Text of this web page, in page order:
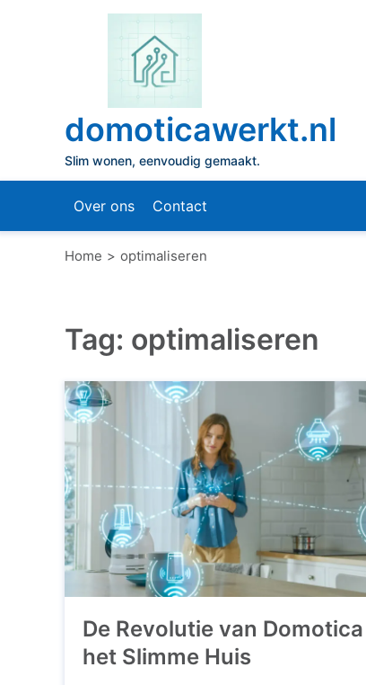
domoticawerkt.nl
Slim wonen, eenvoudig gemaakt.
Over ons Contact
Home optimaliseren
Tag: optimaliseren
De Revolutie van
het Slimme Huis